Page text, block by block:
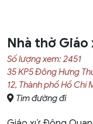
Nhà thờ
Số lượng xem: 2451
35 KP5 Đông Hưng
12, Thành phố Hồ Chí
Tìm đường đi